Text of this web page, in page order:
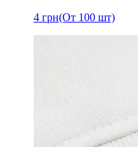
4 грн(От 100 шт)